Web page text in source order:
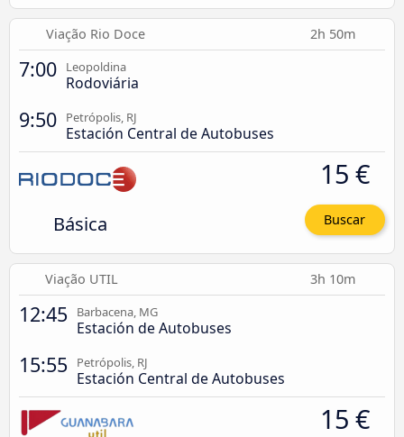
Viação Rio Doce 2h 50m
7:00 Leopoldina
Rodoviária
9:50 Petrópolis, RJ
Estación Central de Autobuses
Básica
15 €
Buscar
Viação UTIL 3h 10m
12:45 Barbacena, MG
Estación de Autobuses
15:55 Petrópolis, RJ
Estación Central de Autobuses
15 €